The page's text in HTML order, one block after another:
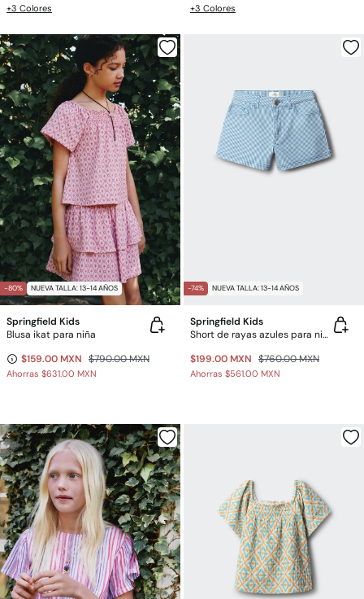
+3 Colores +3 Colores
-80% NUEVA TALLA: 13-14 AÑOS
Springfield Kids
Blusa ikat para niña
$159.00 MXN $790.00 MXN
Ahorras $631.00 MXN
-74% NUEVA TALLA: 13-14 AÑOS
Springfield Kids
Short de rayas azules para niña
$199.00 MXN $760.00 MXN
Ahorras $561.00 MXN